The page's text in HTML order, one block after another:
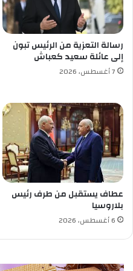
أ
ك
ر
م
ن
ل
ف
ي
ق
ر
ص
إ
ك
س
ت
ز
ب
رسالة التعزية من الرئيس تبون
إلى عائلة سعيد كعباش
7 أغسطس، 2026
عطاف يستقبل من طرف رئيس
بلاروسيا
6 أغسطس، 2026